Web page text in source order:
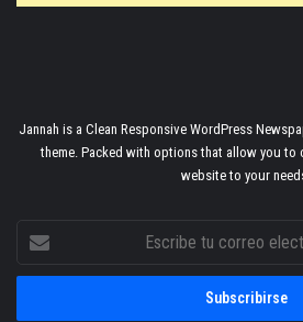
Jannah is a Clean Responsive WordPress
theme. Packed with options that allow you to
website to your
correo